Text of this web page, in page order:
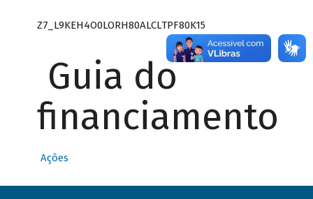
Z7_L9KEH4O0LORH80ALCLTPF80K15
Guia do
financiamento
Ações